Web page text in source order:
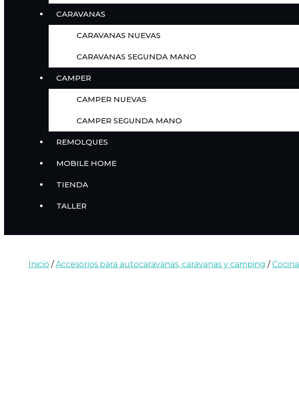
CARAVANAS
CARAVANAS NUEVAS
CARAVANAS SEGUNDA MANO
CAMPER
CAMPER NUEVAS
CAMPER SEGUNDA MANO
REMOLQUES
MOBILE HOME
TIENDA
TALLER
Inicio /Accesorios para autocaravanas, caravanas y camping /Cocina